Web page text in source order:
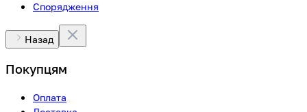
Спорядження
Назад
Покупцям
Оплата